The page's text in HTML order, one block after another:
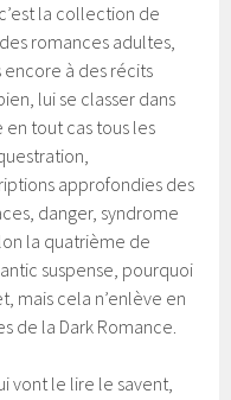
la collection de
romances adultes,
à des récits
lui se classer dans
en tout cas tous les
approfondies des
danger, syndrome
la quatrième de
suspense, pourquoi
mais cela n’enlève en
de la Dark Romance.
vont le lire le savent,